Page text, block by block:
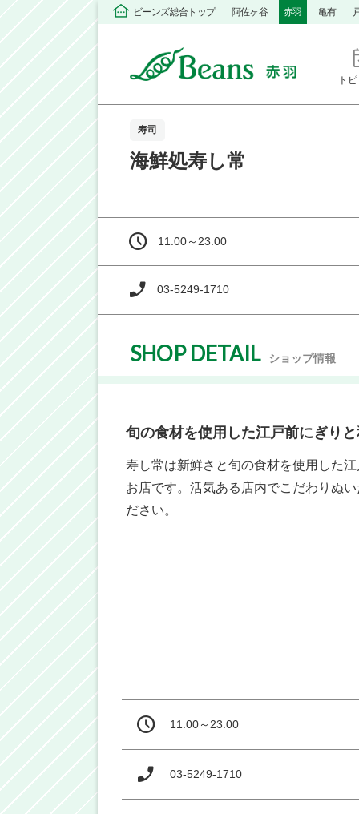
ビーンズ総合トップ 阿佐ヶ谷 赤羽 亀有
ト
寿司
海鮮処寿し常
11:00～23:00
03-5249-1710
SHOP DETAIL ショップ情報
旬の食材を使用した江戸前にぎり
寿し常は新鮮さと旬の食材を使用した
お店です。活気ある店内でこだわりぬ
ださい。
11:00～23:00
03-5249-1710